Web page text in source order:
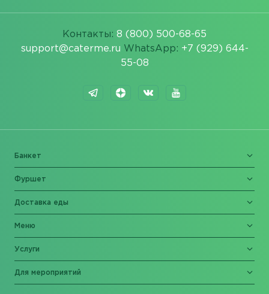
Контакты: 8 (800) 500-68-65
support@caterme.ru WhatsApp: +7 (929) 644-
55-08
Банкет
Фуршет
Доставка еды
Меню
Услуги
Для мероприятий